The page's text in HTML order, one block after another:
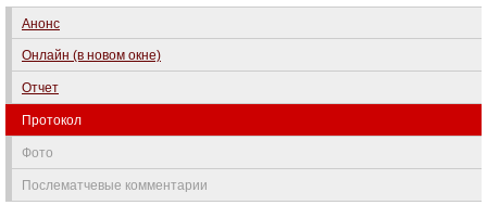
Анонс
Онлайн (в новом окне)
Отчет
Протокол
Фото
Послематчевые комментарии